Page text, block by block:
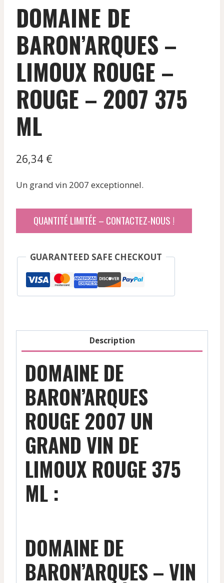
DOMAINE DE
BARON’ARQUES –
LIMOUX ROUGE –
ROUGE – 2007 375
ML
26,34 €
Un grand vin 2007 exceptionnel.
QUANTITÉ LIMITÉE – CONTACTEZ-NOUS !
GUARANTEED SAFE CHECKOUT
Description
DOMAINE DE
BARON’ARQUES
ROUGE 2007 UN
GRAND VIN DE
LIMOUX ROUGE 375
ML :
DOMAINE DE
BARON’ARQUES – VIN